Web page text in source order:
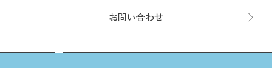
お問い合わせ